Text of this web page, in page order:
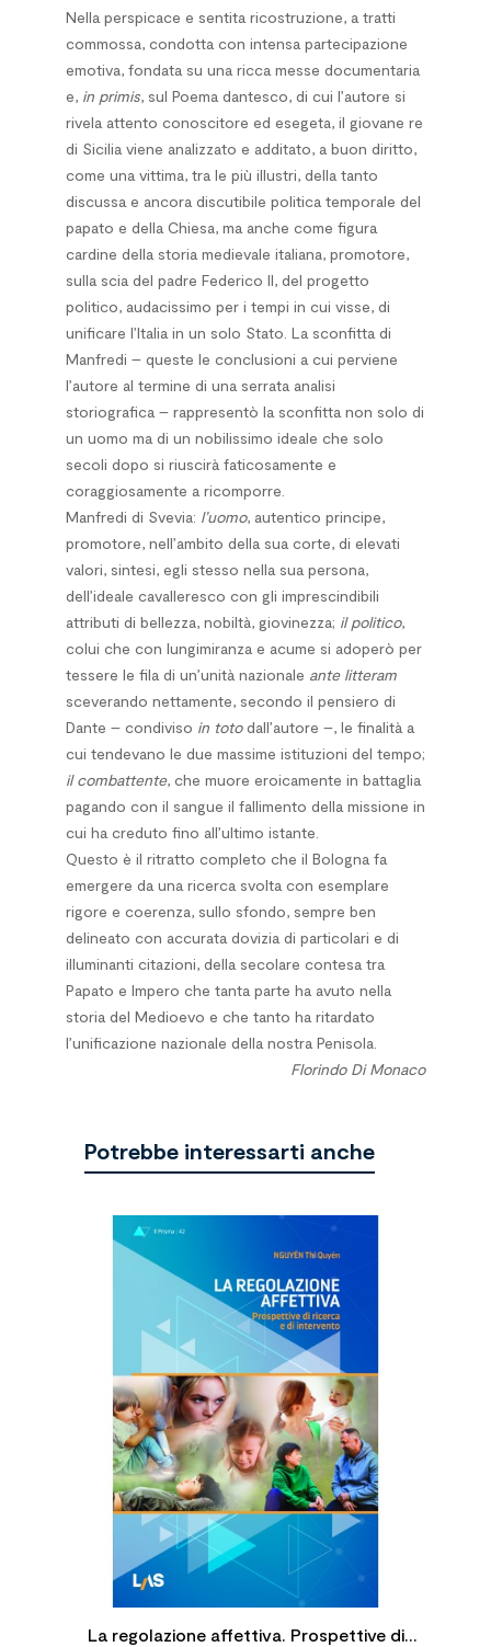
Nella perspicace e sentita ricostruzione, a tratti
commossa, condotta con intensa partecipazione
emotiva, fondata su una ricca messe documentaria
e, in primis, sul Poema dantesco, di cui l’autore si
rivela attento conoscitore ed esegeta, il giovane re
di Sicilia viene analizzato e additato, a buon diritto,
come una vittima, tra le più illustri, della tanto
discussa e ancora discutibile politica temporale del
papato e della Chiesa, ma anche come figura
cardine della storia medievale italiana, promotore,
sulla scia del padre Federico II, del progetto
politico, audacissimo per i tempi in cui visse, di
unificare l’Italia in un solo Stato. La sconfitta di
Manfredi – queste le conclusioni a cui perviene
l’autore al termine di una serrata analisi
storiografica – rappresentò la sconfitta non solo di
un uomo ma di un nobilissimo ideale che solo
secoli dopo si riuscirà faticosamente e
coraggiosamente a ricomporre.
Manfredi di Svevia: l’uomo, autentico principe,
promotore, nell’ambito della sua corte, di elevati
valori, sintesi, egli stesso nella sua persona,
dell’ideale cavalleresco con gli imprescindibili
attributi di bellezza, nobiltà, giovinezza; il politico,
colui che con lungimiranza e acume si adoperò per
tessere le fila di un’unità nazionale ante litteram
sceverando nettamente, secondo il pensiero di
Dante – condiviso in totodall’autore –, le finalità a
cui tendevano le due massime istituzioni del tempo;
il combattente, che muore eroicamente in battaglia
pagando con il sangue il fallimento della missione in
cui ha creduto fino all’ultimo istante.
Questo è il ritratto completo che il Bologna fa
emergere da una ricerca svolta con esemplare
rigore e coerenza, sullo sfondo, sempre ben
delineato con accurata dovizia di particolari e di
illuminanti citazioni, della secolare contesa tra
Papato e Impero che tanta parte ha avuto nella
storia del Medioevo e che tanto ha ritardato
l’unificazione nazionale della nostra Penisola.
Florindo Di Monaco
Potrebbe interessarti anche
La regolazione affettiva. Prospettive di